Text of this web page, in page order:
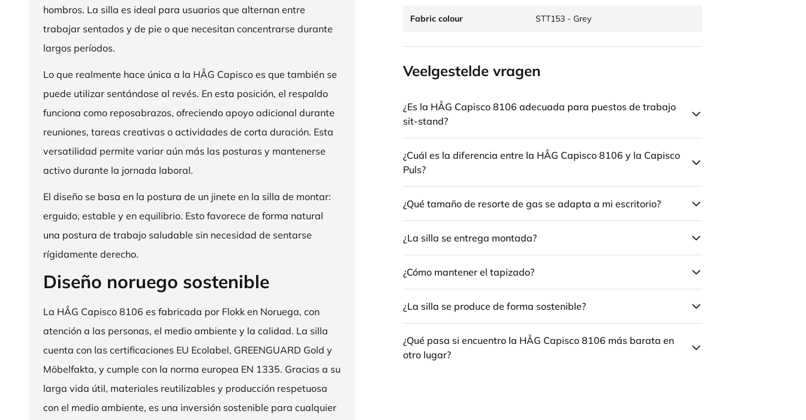
hombros. La silla es ideal para usuarios que alternan entre
trabajar sentados y de pie o que necesitan concentrarse durante
largos períodos.
Lo que realmente hace única a la HÅG Capisco es que también se
puede utilizar sentándose al revés. En esta posición, el respaldo
funciona como reposabrazos, ofreciendo apoyo adicional durante
reuniones, tareas creativas o actividades de corta duración. Esta
versatilidad permite variar aún más las posturas y mantenerse
activo durante la jornada laboral.
El diseño se basa en la postura de un jinete en la silla de montar:
erguido, estable y en equilibrio. Esto favorece de forma natural
una postura de trabajo saludable sin necesidad de sentarse
rígidamente derecho.
Diseño noruego sostenible
La HÅG Capisco 8106 es fabricada por Flokk en Noruega, con
atención a las personas, el medio ambiente y la calidad. La silla
cuenta con las certificaciones EU Ecolabel, GREENGUARD Gold y
Möbelfakta, y cumple con la norma europea EN 1335. Gracias a su
larga vida útil, materiales reutilizables y producción respetuosa
con el medio ambiente, es una inversión sostenible para cualquier
Fabric colour STT153 - Grey
Veelgestelde vragen
¿Es la HÅG Capisco 8106 adecuada para puestos de trabajo
sit-stand?
¿Cuál es la diferencia entre la HÅG Capisco 8106 y la Capisco
Puls?
¿Qué tamaño de resorte de gas se adapta a mi escritorio?
¿La silla se entrega montada?
¿Cómo mantener el tapizado?
¿La silla se produce de forma sostenible?
¿Qué pasa si encuentro la HÅG Capisco 8106 más barata en
otro lugar?